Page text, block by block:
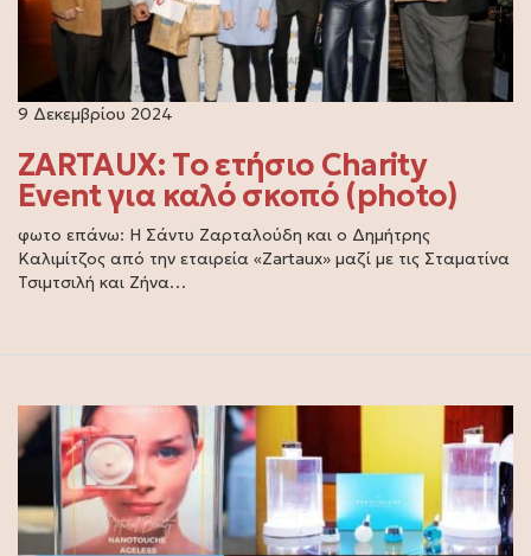
9 Δεκεμβρίου 2024
ZARTAUX: Το ετήσιο Charity
Event για καλό σκοπό (photo)
φωτο επάνω: Η Σάντυ Ζαρταλούδη και ο Δημήτρης
Καλιμίτζος από την εταιρεία «Zartaux» μαζί με τις Σταματίνα
Τσιμτσιλή και Ζήνα…